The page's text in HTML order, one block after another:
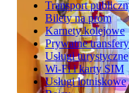
Transport
Bilety na prom
Karnety kolejowe
Prywatne
Usługi turystyczne
Wi-Fi i karty SIM
Usługi lotniskowe